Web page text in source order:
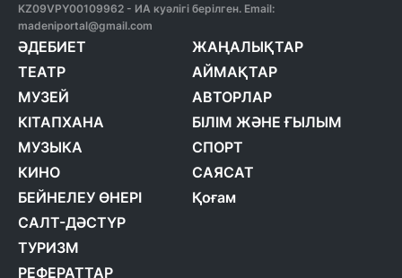
KZ09VPY00109962 - ИА куәлігі берілген. Email:
madeniportal@gmail.com
ӘДЕБИЕТ
ТЕАТР
МУЗЕЙ
КІТАПХАНА
МУЗЫКА
КИНО
БЕЙНЕЛЕУ ӨНЕРІ
САЛТ-ДӘСТҮР
ТУРИЗМ
РЕФЕРАТТАР
ЖАҢАЛЫҚТАР
АЙМАҚТАР
АВТОРЛАР
БІЛІМ ЖӘНЕ ҒЫЛЫМ
СПОРТ
САЯСАТ
Қоғам